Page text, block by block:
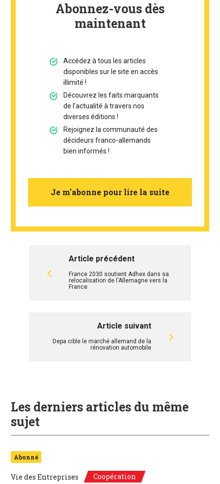
Abonnez-vous dès
maintenant
Accédez à tous les articles
disponibles sur le site en accès
illimité !
Découvrez les faits marquants
de l’actualité à travers nos
diverses éditions !
Rejoignez la communauté des
décideurs franco-allemands
bien informés !
Je m'abonne pour lire la suite
Article précédent
France 2030 soutient Adhex dans sa
relocalisation de l'Allemagne vers la
France
Article suivant
Depa cible le marché allemand de la
rénovation automobile
Les derniers articles du même
sujet
Abonné
Vie des Entreprises Coopération